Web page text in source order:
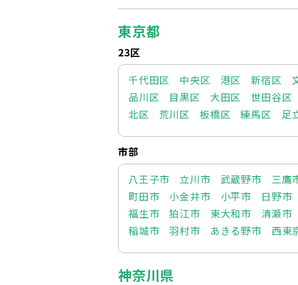
東京都
23区
千代田区
中央区 港区 新宿区
品川区
目黒区 大田区 世田谷区
北区
荒川区 板橋区 練馬区 足
市部
八王子市
立川市 武蔵野市 三鷹
町田市
小金井市 小平市 日野市
福生市
狛江市 東大和市 清瀬市
稲城市
羽村市 あきる野市 西東
神奈川県